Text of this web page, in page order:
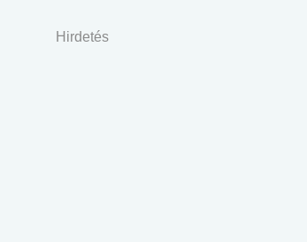
Hirdetés